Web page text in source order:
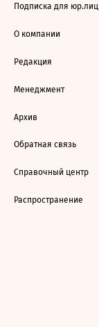
Подписка для юр.лиц
О компании
Редакция
Менеджмент
Архив
Обратная связь
Справочный центр
Распространение